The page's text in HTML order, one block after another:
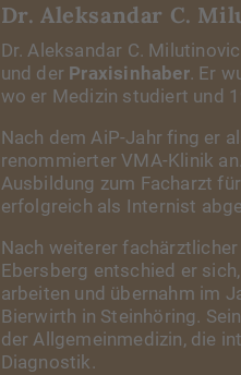
Dr. Aleksandar C.
Dr. Aleksandar C.
und der Praxisinhaber. Er
wo er Medizin studiert und
Nach dem AiP-Jahr fing er
renommierter VMA-Klinik
Ausbildung zum Facharzt
erfolgreich als Internist
Nach weiterer
Ebersberg entschied er
arbeiten und übernahm im
Bierwirth in Steinhöring.
der Allgemeinmedizin, die
Diagnostik.